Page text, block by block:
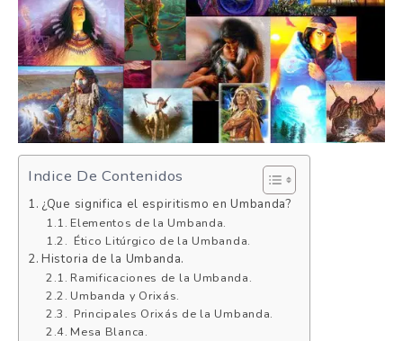
Indice De Contenidos
¿Que significa el espiritismo en Umbanda?
Elementos de la Umbanda.
Ético Litúrgico de la Umbanda.
Historia de la Umbanda.
Ramificaciones de la Umbanda.
Umbanda y Orixás.
Principales Orixás de la Umbanda.
Mesa Blanca.